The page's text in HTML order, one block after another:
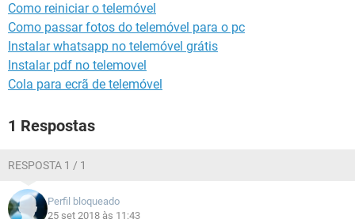
Como reiniciar o telemóvel
Como passar fotos do telemóvel para o pc
Instalar whatsapp no telemóvel grátis
Instalar pdf no telemovel
Cola para ecrã de telemóvel
1 Respostas
RESPOSTA 1 / 1
Perfil bloqueado
25 set 2018 às 11:43